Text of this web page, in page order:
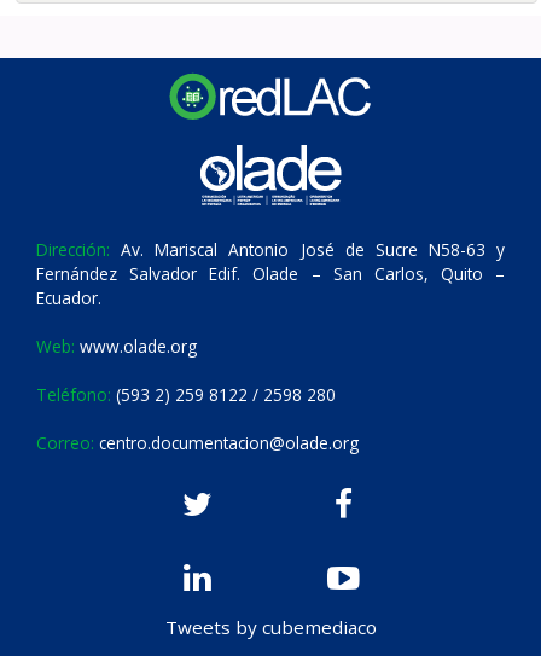
Dirección: Av. Mariscal Antonio José de Sucre N58-63 y
Fernández Salvador Edif. Olade – San Carlos, Quito –
Ecuador.
Web: www.olade.org
Teléfono: (593 2) 259 8122 / 2598 280
Correo: centro.documentacion@olade.org
Tweets by cubemediaco